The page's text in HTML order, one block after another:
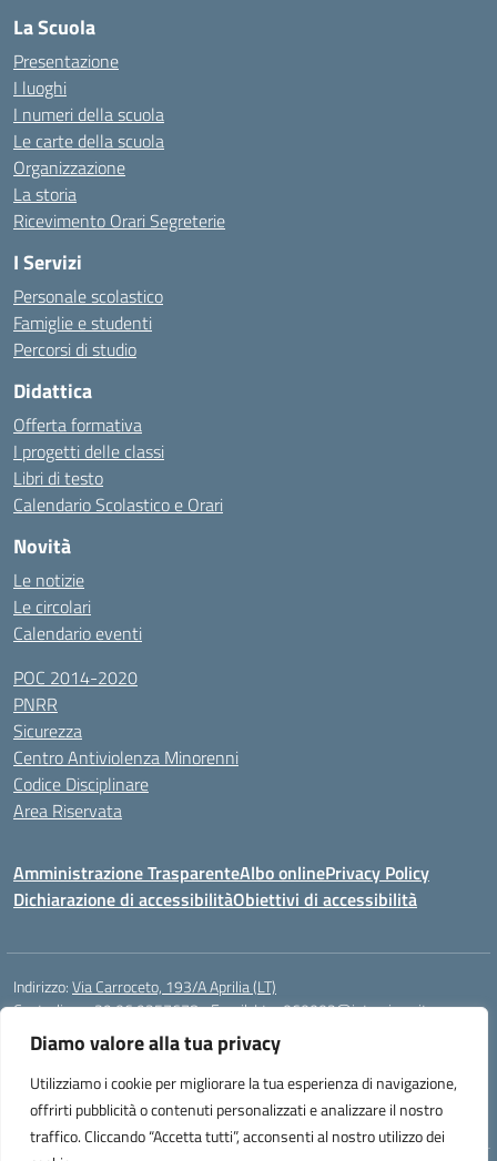
Diamo valore alla tua privacy
Utilizziamo i cookie per migliorare la tua esperienza di navigazione,
offrirti pubblicità o contenuti personalizzati e analizzare il nostro
traffico. Cliccando “Accetta tutti”, acconsenti al nostro utilizzo dei
La Scuola
Presentazione
I luoghi
I numeri della scuola
Le carte della scuola
Organizzazione
La storia
Ricevimento Orari Segreterie
I Servizi
Personale scolastico
Famiglie e studenti
Percorsi di studio
Didattica
Offerta formativa
I progetti delle classi
Libri di testo
Calendario Scolastico e Orari
Novità
Le notizie
Le circolari
Calendario eventi
POC 2014-2020
PNRR
Sicurezza
Centro Antiviolenza Minorenni
Codice Disciplinare
Area Riservata
Amministrazione TrasparenteAlbo onlinePrivacy Policy
Dichiarazione di accessibilitàObiettivi di accessibilità
Indirizzo:Via Carroceto, 193/A Aprilia (LT)
Centralino:+39 06 9257678 Email:Ltps060002@istruzione.it
Posta elettronica certificata (PEC): Ltps060002@pec.istruzione.it
Codice fiscale: 91001930592
Codice meccanografico: LTPS060002